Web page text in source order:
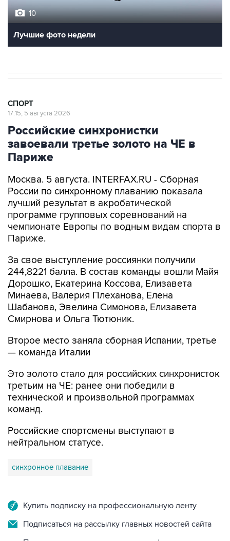
10
Лучшие фото недели
СПОРТ
17:15, 5 августа 2026
Российские синхронистки
завоевали третье золото на ЧЕ в
Париже
Москва. 5 августа. INTERFAX.RU - Сборная
России по синхронному плаванию показала
лучший результат в акробатической
программе групповых соревнований на
чемпионате Европы по водным видам спорта в
Париже.
За свое выступление россиянки получили
244,8221 балла. В состав команды вошли Майя
Дорошко, Екатерина Коссова, Елизавета
Минаева, Валерия Плеханова, Елена
Шабанова, Эвелина Симонова, Елизавета
Смирнова и Ольга Тютюник.
Второе место заняла сборная Испании, третье
— команда Италии
Это золото стало для российских синхронисток
третьим на ЧЕ: ранее они победили в
технической и произвольной программах
команд.
Российские спортсмены выступают в
нейтральном статусе.
синхронное плавание
Купить подписку на профессиональную ленту
Подписаться на рассылку главных новостей сайта